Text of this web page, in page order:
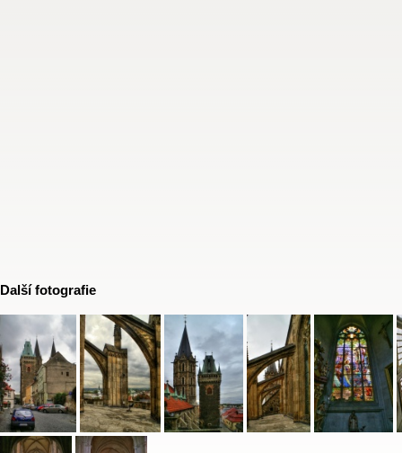
Další fotografie